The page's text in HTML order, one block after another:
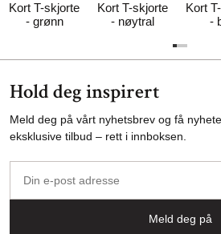
Kort T-skjorte
- grønn
Kort T-skjorte
- nøytral
Kort
-
Hold deg inspirert
Meld deg på vårt nyhetsbrev og få
eksklusive tilbud – rett i innboksen.
post
Meld deg på